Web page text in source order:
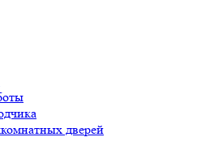
дверей